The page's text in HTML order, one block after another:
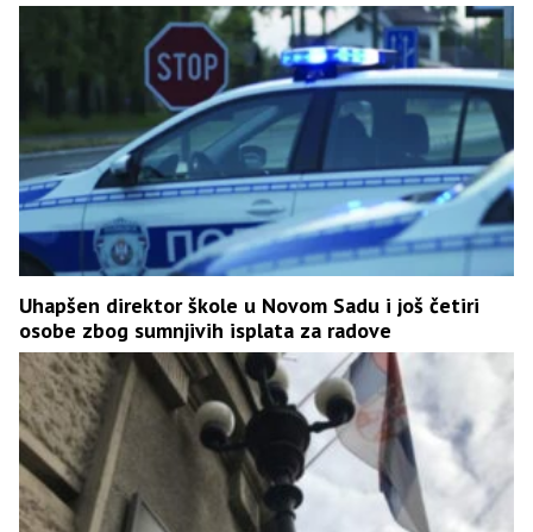
Uhapšen direktor škole u Novom Sadu i još četiri
osobe zbog sumnjivih isplata za radove